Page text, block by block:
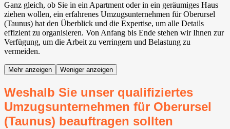
Ganz gleich, ob Sie in ein Apartment oder in ein geräumiges Haus
ziehen wollen, ein erfahrenes Umzugsunternehmen für Oberursel
(Taunus) hat den Überblick und die Expertise, um alle Details
effizient zu organisieren. Von Anfang bis Ende stehen wir Ihnen zur
Verfügung, um die Arbeit zu verringern und Belastung zu
vermeiden.
Mehr anzeigen Weniger anzeigen
Weshalb Sie unser qualifiziertes
Umzugsunternehmen für Oberursel
(Taunus) beauftragen sollten